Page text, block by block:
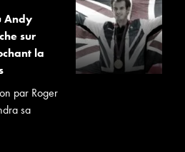
Andy
sur
la
par Roger
sa